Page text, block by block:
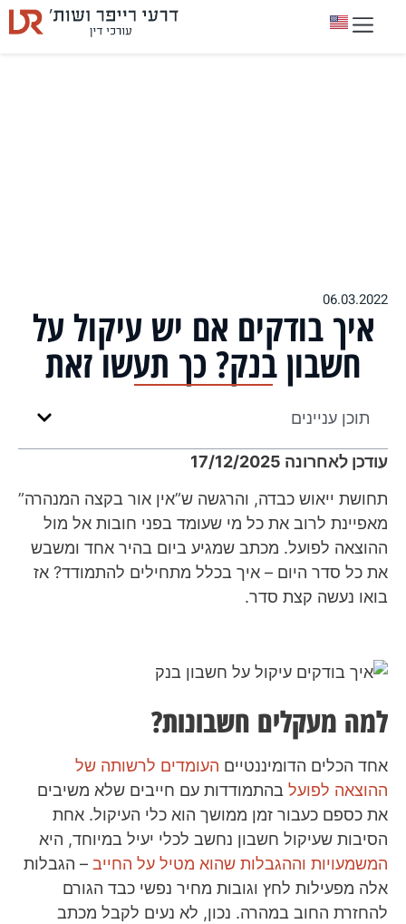
06.03.2022
איך בודקים אם יש עיקול על
חשבון בנק? כך תעשו זאת
תוכן עניינים
עודכן לאחרונה 17/12/2025
תחושת ייאוש כבדה, והרגשה ש”אין אור בקצה המנהרה”
מאפיינת לרוב את כל מי שעומד בפני חובות אל מול
ההוצאה לפועל. מכתב שמגיע ביום בהיר אחד ומשבש
את כל סדר היום – איך בכלל מתחילים להתמודד? אז
בואו נעשה קצת סדר.
למה מעקלים חשבונות?
אחד הכלים הדומיננטיים העומדים לרשותה של
ההוצאה לפועל בהתמודדות עם חייבים שלא משיבים
את כספם כעבור זמן ממושך הוא כלי העיקול. אחת
הסיבות שעיקול חשבון נחשב לכלי יעיל במיוחד, היא
המשמעויות וההגבלות שהוא מטיל על החייב – הגבלות
אלה מפעילות לחץ וגובות מחיר נפשי כבד הגורם
להחזרת החוב במהרה. נכון, לא נעים לקבל מכתב